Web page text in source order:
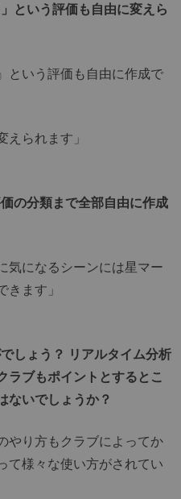
という評価も自由に変えら
という評価も自由に作成で
えられます」
の分類まで全部自由に作成
気になるシーンには星マー
ます」
しょう？ リアルタイム分析
ラブもポイントとするとこ
ないでしょうか？
やり方もクラブによってか
て様々な使い方がされてい